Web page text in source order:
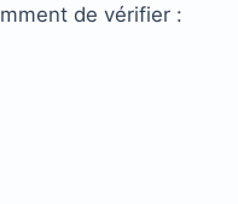
de vérifier :